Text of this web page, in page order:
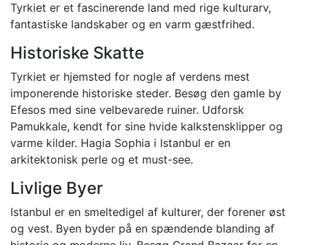
Tyrkiet er et fascinerende land med rige kulturarv,
fantastiske landskaber og en varm gæstfrihed.
Historiske Skatte
Tyrkiet er hjemsted for nogle af verdens mest
imponerende historiske steder. Besøg den gamle by
Efesos med sine velbevarede ruiner. Udforsk
Pamukkale, kendt for sine hvide kalkstensklipper og
varme kilder. Hagia Sophia i Istanbul er en
arkitektonisk perle og et must-see.
Livlige Byer
Istanbul er en smeltedigel af kulturer, der forener øst
og vest. Byen byder på en spændende blanding af